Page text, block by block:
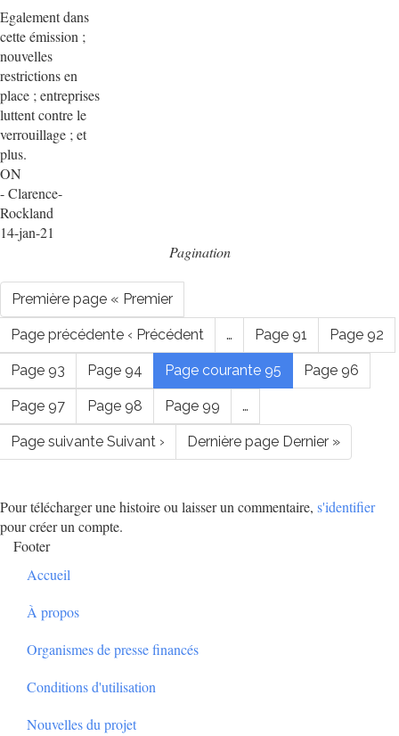
Egalement dans
cette émission ;
nouvelles
restrictions en
place ; entreprises
luttent contre le
verrouillage ; et
plus.
ON
- Clarence-
Rockland
14-jan-21
Pagination
Première page « Premier
Page précédente ‹ Précédent … Page 91 Page 92
Page 93 Page 94 Page courante 95 Page 96
Page 97 Page 98 Page 99 …
Page suivante Suivant › Dernière page Dernier »
Pour télécharger une histoire ou laisser un commentaire, s'identifier
pour créer un compte.
Footer
Accueil
À propos
Organismes de presse financés
Conditions d'utilisation
Nouvelles du projet